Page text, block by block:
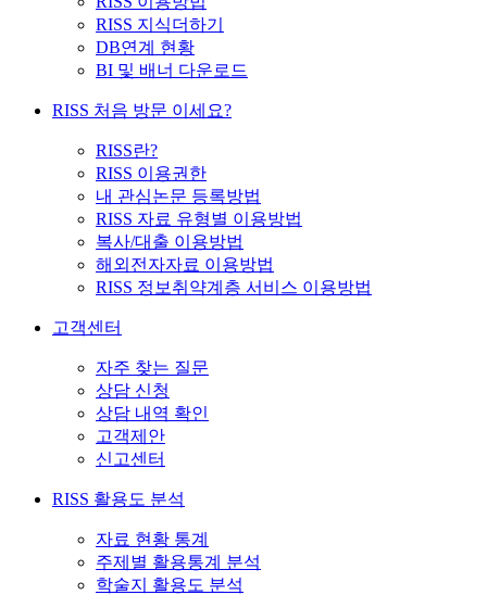
RISS 지식더하기
DB연계 현황
BI 및 배너 다운로드
RISS 처음 방문 이세요?
RISS란?
RISS 이용권한
내 관심논문 등록방법
RISS 자료 유형별 이용방법
복사/대출 이용방법
해외전자자료 이용방법
RISS 정보취약계층 서비스 이용방법
고객센터
자주 찾는 질문
상담 신청
상담 내역 확인
고객제안
신고센터
RISS 활용도 분석
자료 현황 통계
주제별 활용통계 분석
학술지 활용도 분석